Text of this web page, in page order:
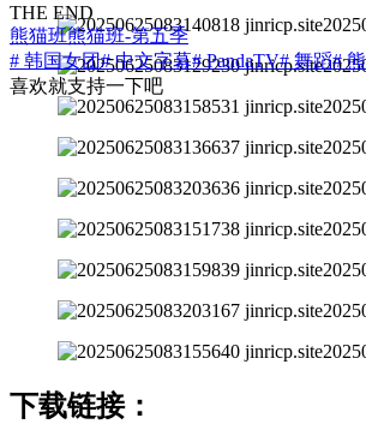
下载链接：
THE END
熊猫班熊猫班-第五季
# 韩国女团# 中文字幕# PandaTV# 舞蹈#
喜欢就支持一下吧